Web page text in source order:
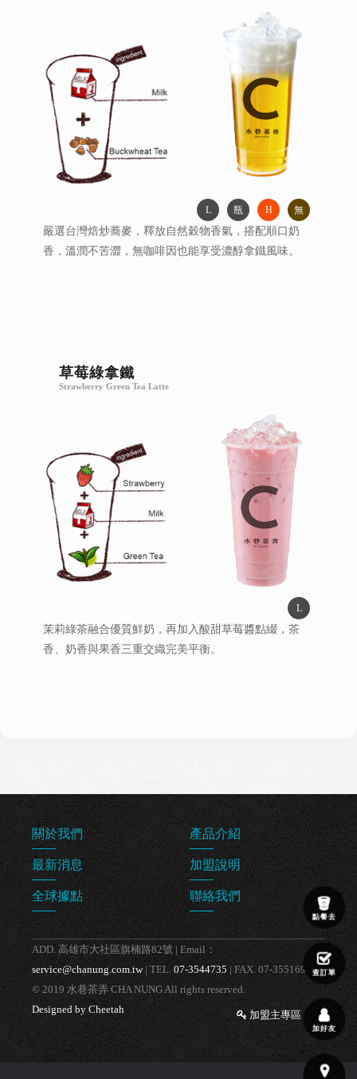
L 瓶 H 無
嚴選台灣焙炒蕎麥，釋放自然穀物香氣，搭配順口奶
香，溫潤不苦澀，無咖啡因也能享受濃醇拿鐵風味。
草莓綠拿鐵
Strawberry Green Tea Latte
L
茉莉綠茶融合優質鮮奶，再加入酸甜草莓醬點綴，茶
香、奶香與果香三重交織完美平衡。
關於我們 產品介紹
最新消息 加盟說明
全球據點 聯絡我們
ADD. 高雄市大社區旗楠路82號 | Email：
service@chanung.com.tw| TEL. 07-3544735 | FAX. 07-3551698
© 2019 水巷茶弄 CHA NUNG All rights reserved.
Designed by Cheetah
加盟主專區
點餐去
查訂單
加好友